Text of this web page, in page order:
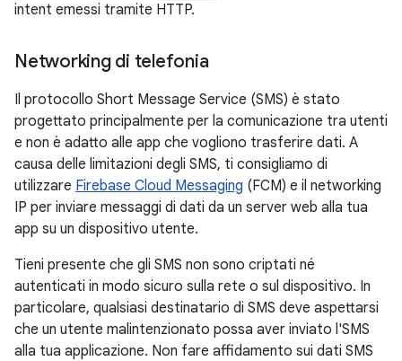
intent emessi tramite HTTP.
Networking di telefonia
Il protocollo Short Message Service (SMS) è stato
progettato principalmente per la comunicazione tra utenti
e non è adatto alle app che vogliono trasferire dati. A
causa delle limitazioni degli SMS, ti consigliamo di
utilizzare Firebase Cloud Messaging (FCM) e il networking
IP per inviare messaggi di dati da un server web alla tua
app su un dispositivo utente.
Tieni presente che gli SMS non sono criptati né
autenticati in modo sicuro sulla rete o sul dispositivo. In
particolare, qualsiasi destinatario di SMS deve aspettarsi
che un utente malintenzionato possa aver inviato l'SMS
alla tua applicazione. Non fare affidamento sui dati SMS